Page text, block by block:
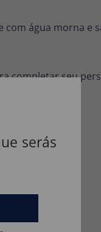
com água morna e
completar seu
serás